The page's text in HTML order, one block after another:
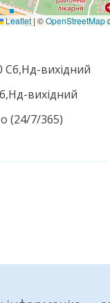
Leaflet|©OpenStreetMap
Сб,Нд-вихідний
вихідний
(24/7/365)